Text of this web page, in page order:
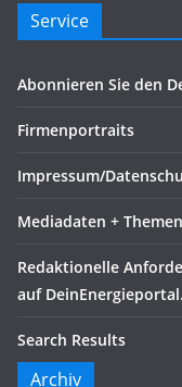
Service
Abonnieren Sie den
Firmenportraits
Impressum/
Mediadaten + Themen
Redaktionelle
auf
Search Results
Archiv